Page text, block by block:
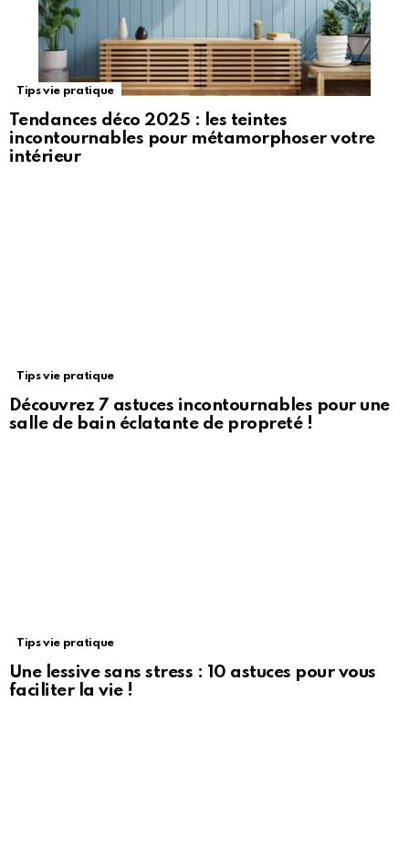
Tips vie pratique
Tendances déco 2025 : les teintes
incontournables pour métamorphoser votre
intérieur
Tips vie pratique
Découvrez 7 astuces incontournables pour une
salle de bain éclatante de propreté !
Tips vie pratique
Une lessive sans stress : 10 astuces pour vous
faciliter la vie !